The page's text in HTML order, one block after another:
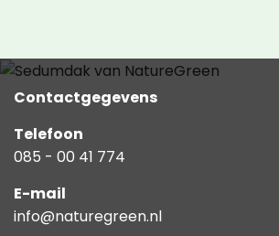
Contactgegevens
Telefoon
085 - 00 41 774
E-mail
info@naturegreen.nl